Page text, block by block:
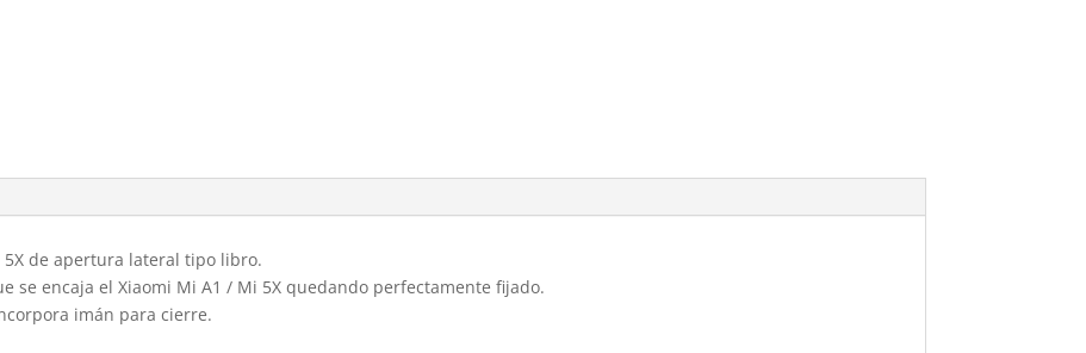
5X de apertura lateral tipo libro.
se encaja el Xiaomi Mi A1 / Mi 5X quedando perfectamente fijado.
imán para cierre.